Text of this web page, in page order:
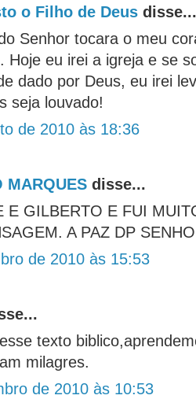
o Filho de Deus disse...
Senhor tocara o meu
Hoje eu irei a igreja e se
dado por Deus, eu irei
seja louvado!
de 2010 às 18:36
MARQUES disse...
E GILBERTO E FUI
A PAZ DP
de 2010 às 15:53
texto
milagres.
de 2010 às 10:53